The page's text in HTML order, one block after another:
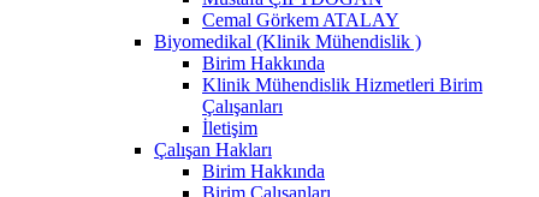
Cemal Görkem ATALAY
Biyomedikal (Klinik Mühendislik )
Birim Hakkında
Klinik Mühendislik Hizmetleri Birim
Çalışanları
İletişim
Çalışan Hakları
Birim Hakkında
Birim Çalışanları